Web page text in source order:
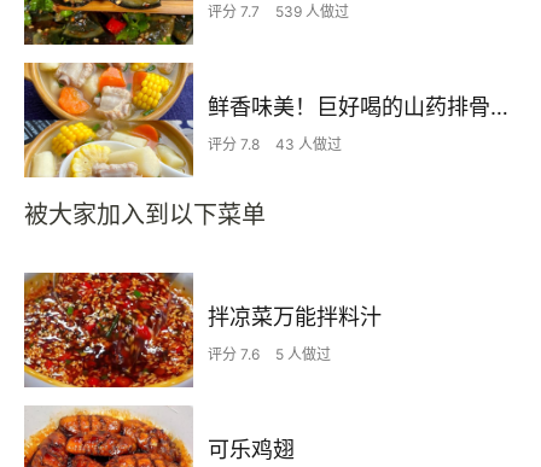
评分 7.7 539 人做过
鲜香味美！巨好喝的山药排骨汤！！
评分 7.8 43 人做过
被大家加入到以下菜单
拌凉菜万能拌料汁
评分 7.6 5 人做过
可乐鸡翅